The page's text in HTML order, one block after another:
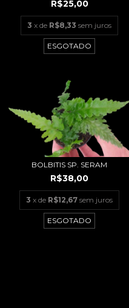
R$25,00
3 x de R$8,33 sem juros
ESGOTADO
BOLBITIS SP. SERAM
R$38,00
3 x de R$12,67 sem juros
ESGOTADO